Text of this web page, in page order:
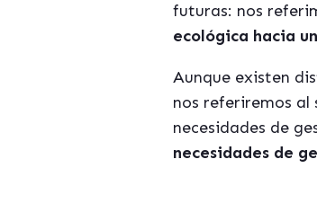
futuras: nos
ecológica hacia
Aunque existen
nos referiremos
necesidades de
necesidades de